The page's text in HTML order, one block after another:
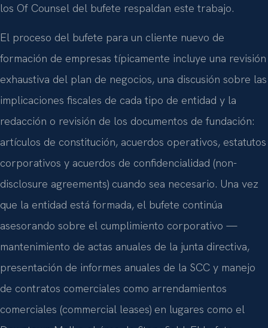
los Of Counsel del bufete respaldan este trabajo.
El proceso del bufete para un cliente nuevo de
formación de empresas típicamente incluye una revisión
exhaustiva del plan de negocios, una discusión sobre las
implicaciones fiscales de cada tipo de entidad y la
redacción o revisión de los documentos de fundación:
artículos de constitución, acuerdos operativos, estatutos
corporativos y acuerdos de confidencialidad (non-
disclosure agreements) cuando sea necesario. Una vez
que la entidad está formada, el bufete continúa
asesorando sobre el cumplimiento corporativo —
mantenimiento de actas anuales de la junta directiva,
presentación de informes anuales de la SCC y manejo
de contratos comerciales como arrendamientos
comerciales (commercial leases) en lugares como el